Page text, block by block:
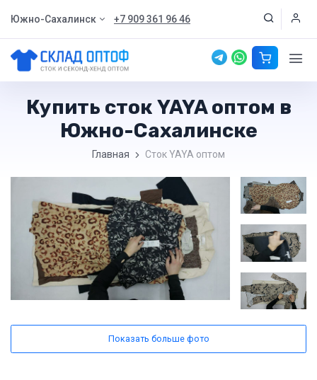
Южно-Сахалинск +7 909 361 96 46
Купить сток YAYA оптом в
Южно-Сахалинске
Главная Сток YAYA оптом
Показать больше фото